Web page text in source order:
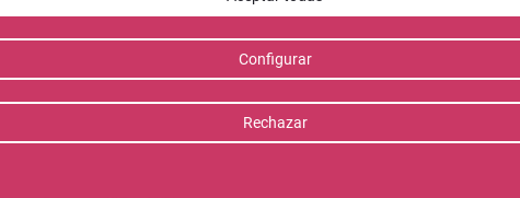
Transparencia y